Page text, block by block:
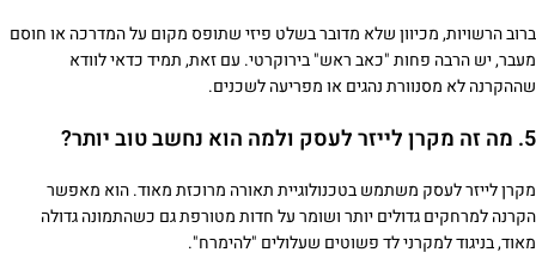
ברוב הרשויות, מכיוון שלא מדובר בשלט פיזי שתופס מקום על המדרכה או חוסם
מעבר, יש הרבה פחות "כאב ראש" בירוקרטי. עם זאת, תמיד כדאי לוודא
שההקרנה לא מסנוורת נהגים או מפריעה לשכנים.
5. מה זה מקרן לייזר לעסק ולמה הוא נחשב טוב יותר?
מקרן לייזר לעסק משתמש בטכנולוגיית תאורה מרוכזת מאוד. הוא מאפשר
הקרנה למרחקים גדולים יותר ושומר על חדות מטורפת גם כשהתמונה גדולה
מאוד, בניגוד למקרני לד פשוטים שעלולים "להימרח".